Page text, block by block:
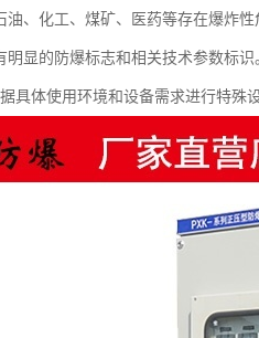
、化工、煤矿、医药等存在爆炸性
显的防爆标志和相关技术参数标识
具体使用环境和设备需求进行特殊